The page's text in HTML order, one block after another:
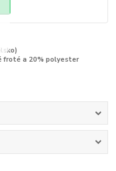
froté a 20% polyester